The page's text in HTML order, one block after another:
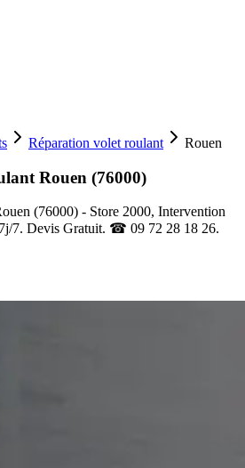
Réparation volet roulant Rouen
Rouen (76000)
(76000) - Store 2000, Intervention
7. Devis Gratuit. ☎ 09 72 28 18 26.